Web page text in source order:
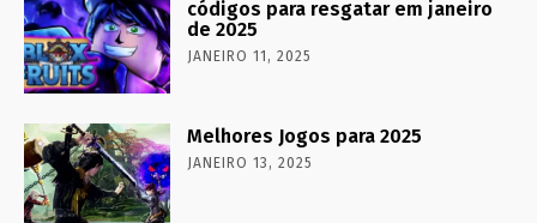
códigos para resgatar em janeiro
de 2025
JANEIRO 11, 2025
Melhores Jogos para 2025
JANEIRO 13, 2025